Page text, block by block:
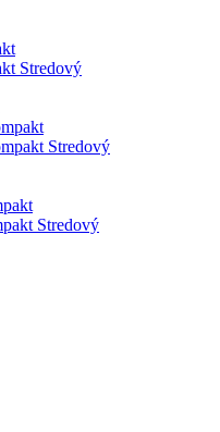
Stredový
Stredový
Stredový